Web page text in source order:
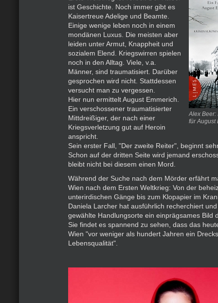
Alex Beer:
für August
ist Geschichte. Noch immer gibt es
Kaisertreue Adelige und Beamte.
Einige wenige leben noch in einem
mondänen Luxus. Die meisten aber
leiden unter Armut, Knappheit und
sozialem Elend. Kriegswirren spielen
noch in den Alltag. Viele, v.a.
Männer, sind traumatisiert. Darüber
gesprochen wird nicht. Stattdessen
versucht man zu vergessen.
Hier nun ermittelt August Emmerich.
Ein verschossener traumatisierter
Mittdreißiger, der nach einer
Kriegsverletzung gut auf Heroin
anspricht.
Sein erster Fall, "Der zweite Reiter", beginnt
Schon auf der dritten Seite wird jemand
bleibt nicht bei diesem einen Mord.
Während der Suche nach dem Mörder erfährt
Wien nach dem Ersten Weltkrieg: Von der
unterirdischen Gänge bis zum Klopapier im
Daniela Larcher hat ausführlich recherchiert
gewählte Handlungsorte ein einprägsames Bild
Sie findet es spannend zu sehen, dass das
Wien "vor weniger als hundert Jahren ein
Lebensqualität".